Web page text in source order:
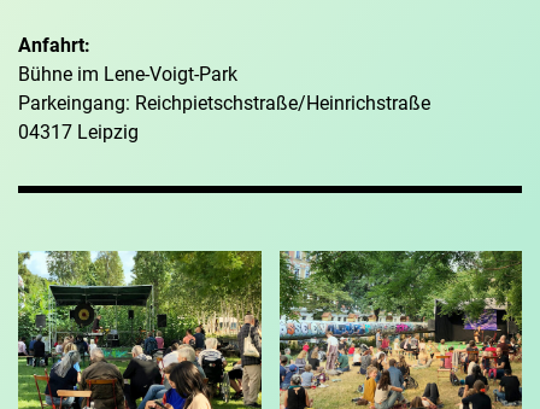
Anfahrt:
Bühne im Lene-Voigt-Park
Parkeingang: Reichpietschstraße/Heinrichstraße
04317 Leipzig